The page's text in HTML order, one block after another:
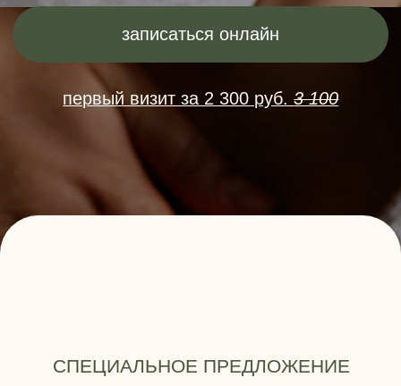
СПЕЦИАЛЬНОЕ ПРЕДЛОЖЕНИЕ